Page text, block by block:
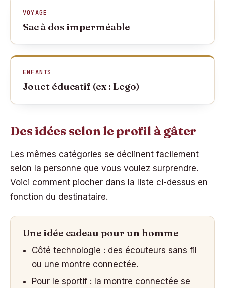
VOYAGE
Sac à dos imperméable
ENFANTS
Jouet éducatif (ex : Lego)
Des idées selon le profil à gâter
Les mêmes catégories se déclinent facilement
selon la personne que vous voulez surprendre.
Voici comment piocher dans la liste ci-dessus en
fonction du destinataire.
Une idée cadeau pour un homme
Côté technologie : des écouteurs sans fil
ou une montre connectée.
Pour le sportif : la montre connectée se